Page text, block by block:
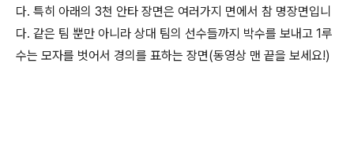
다. 특히 아래의 3천 안타 장면은 여러가지 면에서 참 명장면입니
다. 같은 팀 뿐만 아니라 상대 팀의 선수들까지 박수를 보내고 1루
수는 모자를 벗어서 경의를 표하는 장면(동영상 맨 끝을 보세요!)